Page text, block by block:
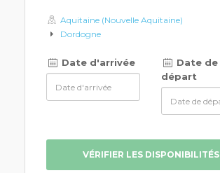
Aquitaine (Nouvelle Aquitaine)
Dordogne
Date d'arrivée
Date de
départ
VÉRIFIER LES DISPONIBILITÉS